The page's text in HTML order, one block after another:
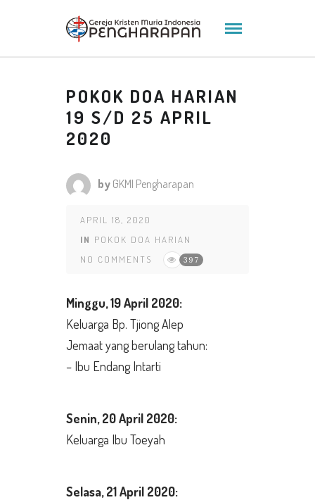
POKOK DOA HARIAN
19 S/D 25 APRIL
2020
by GKMI Pengharapan
APRIL 18, 2020
IN POKOK DOA HARIAN
NO COMMENTS
397
Minggu,19 April 2020:
Keluarga Bp. Tjiong Alep
Jemaat yang berulang tahun:
– Ibu Endang Intarti
Senin, 20 April 2020:
Keluarga Ibu Toeyah
Selasa, 21 April 2020: